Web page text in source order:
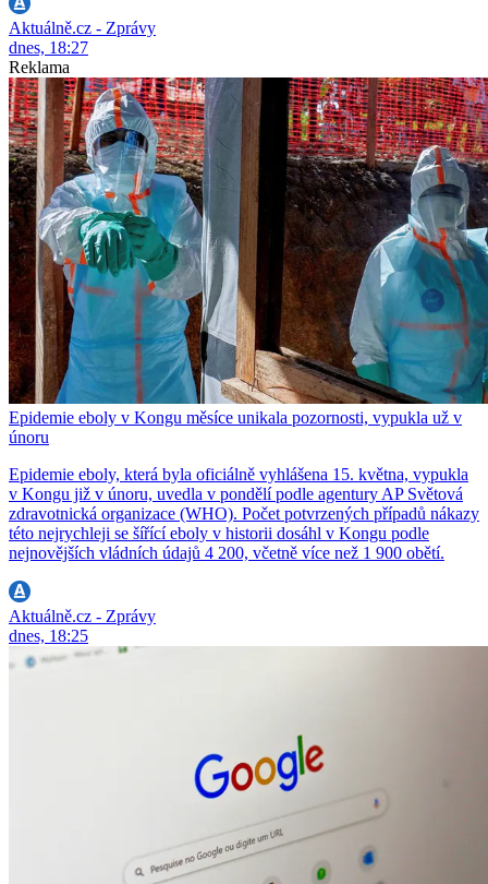
Aktuálně.cz - Zprávy
dnes, 18:27
Reklama
Epidemie eboly v Kongu měsíce unikala pozornosti, vypukla už v
únoru
Epidemie eboly, která byla oficiálně vyhlášena 15. května, vypukla
v Kongu již v únoru, uvedla v pondělí podle agentury AP Světová
zdravotnická organizace (WHO). Počet potvrzených případů nákazy
této nejrychleji se šířící eboly v historii dosáhl v Kongu podle
nejnovějších vládních údajů 4 200, včetně více než 1 900 obětí.
Aktuálně.cz - Zprávy
dnes, 18:25